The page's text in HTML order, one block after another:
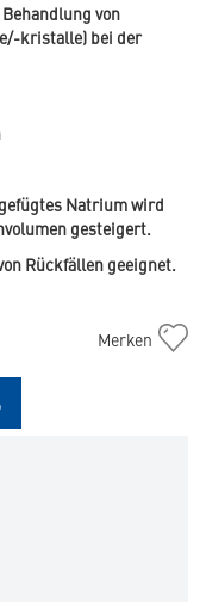
von
kristalle) bei der
Natrium wird
gesteigert.
Rückfällen geeignet.
Cat
Merken